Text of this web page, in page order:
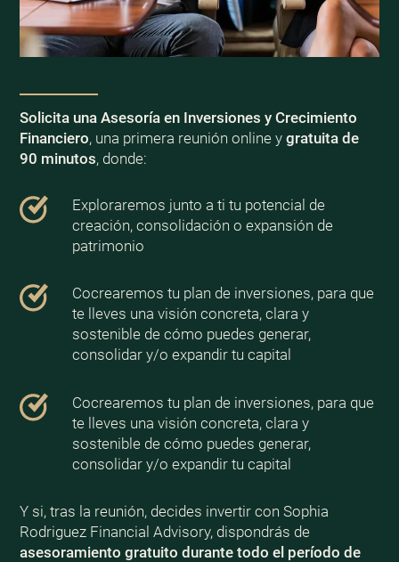
Solicita una Asesoría en Inversiones y Crecimiento
Financiero, una primera reunión online y gratuita de
90 minutos, donde:
Exploraremos junto a ti tu potencial de
creación, consolidación o expansión de
patrimonio
Cocrearemos tu plan de inversiones, para que
te lleves una visión concreta, clara y
sostenible de cómo puedes generar,
consolidar y/o expandir tu capital
Cocrearemos tu plan de inversiones, para que
te lleves una visión concreta, clara y
sostenible de cómo puedes generar,
consolidar y/o expandir tu capital
Y si, tras la reunión, decides invertir con Sophia
Rodriguez Financial Advisory, dispondrás de
asesoramiento gratuito durante todo el período de